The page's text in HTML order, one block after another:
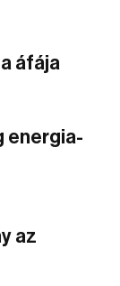
áfája
energia-
az